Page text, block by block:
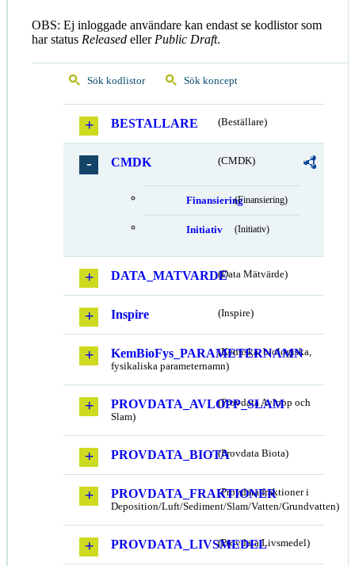
OBS: Ej inloggade användare kan endast se kodlistor som
har status Released eller Public Draft.
Sök kodlistor Sök koncept
BESTALLARE (Beställare)
CMDK (CMDK)
Finansiering(Finansiering)
Initiativ (Initiativ)
DATA_MATVARDE(Data Mätvärde)
Inspire (Inspire)
KemBioFys_PARAMETERNAMN
(Kemiska, biologiska,
fysikaliska parameternamn)
PROVDATA_AVLOPP_SLAM
(Provdata Avlopp och
Slam)
PROVDATA_BIOTA(Provdata Biota)
PROVDATA_FRAKTIONER
(Provdata fraktioner i
Deposition/Luft/Sediment/Slam/Vatten/Grundvatten)
PROVDATA_LIVSMEDEL
(Provdata Livsmedel)